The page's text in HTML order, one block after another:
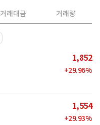
거래대금 거래량
1,852
+29.96%
1,554
+29.93%